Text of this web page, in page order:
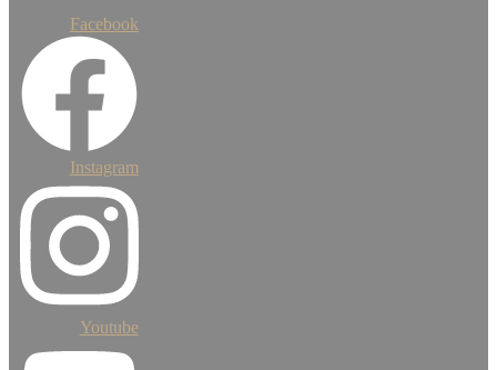
Facebook
Instagram
Youtube